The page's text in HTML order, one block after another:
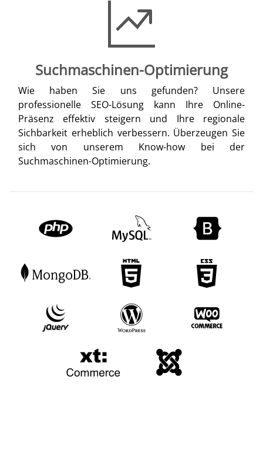
Suchmaschinen-Optimierung
Wie haben Sie uns gefunden? Unsere
professionelle SEO-Lösung kann Ihre Online-
Präsenz effektiv steigern und Ihre regionale
Sichbarkeit erheblich verbessern. Überzeugen Sie
sich von unserem Know-how bei der
Suchmaschinen-Optimierung.